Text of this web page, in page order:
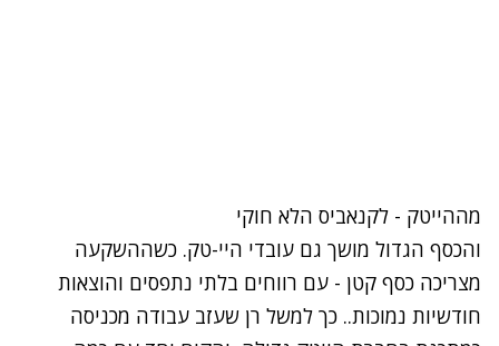
מההייטק - לקנאביס הלא חוקי
והכסף הגדול מושך גם עובדי היי-טק. כשההשקעה
מצריכה כסף קטן - עם רווחים בלתי נתפסים והוצאות
חודשיות נמוכות.. כך למשל רן שעזב עבודה מכניסה